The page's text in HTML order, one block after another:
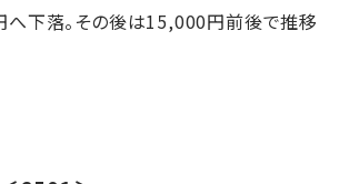
下落。その後は15,000円前後で推移